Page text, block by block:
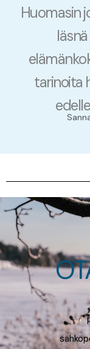
Huomasin
tarinoita